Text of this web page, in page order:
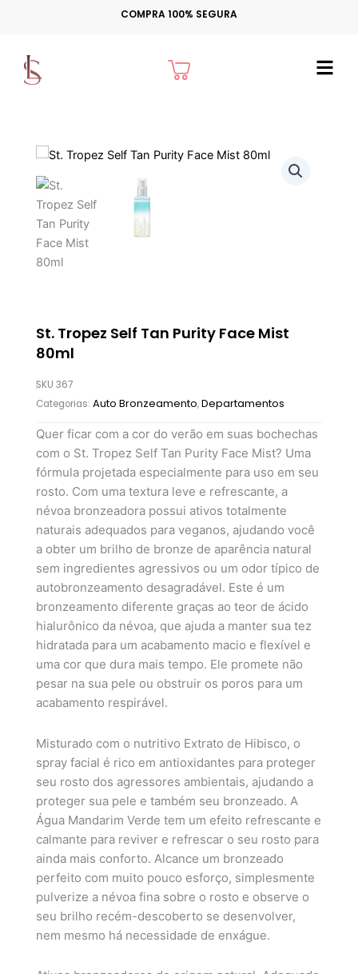
conteúdo
COMPRA 100% SEGURA
Cart
St. Tropez Self Tan Purity Face Mist
80ml
SKU 367
Categorias: Auto Bronzeamento,Departamentos
Quer ficar com a cor do verão em suas bochechas
com o St. Tropez Self Tan Purity Face Mist? Uma
fórmula projetada especialmente para uso em seu
rosto. Com uma textura leve e refrescante, a
névoa bronzeadora possui ativos totalmente
naturais adequados para veganos, ajudando você
a obter um brilho de bronze de aparência natural
sem ingredientes agressivos ou um odor típico de
autobronzeamento desagradável. Este é um
bronzeamento diferente graças ao teor de ácido
hialurônico da névoa, que ajuda a manter sua tez
hidratada para um acabamento macio e flexível e
uma cor que dura mais tempo. Ele promete não
pesar na sua pele ou obstruir os poros para um
acabamento respirável.
Misturado com o nutritivo Extrato de Hibisco, o
spray facial é rico em antioxidantes para proteger
seu rosto dos agressores ambientais, ajudando a
proteger sua pele e também seu bronzeado. A
Água Mandarim Verde tem um efeito refrescante e
calmante para reviver e refrescar o seu rosto para
ainda mais conforto. Alcance um bronzeado
perfeito com muito pouco esforço, simplesmente
pulverize a névoa fina sobre o rosto e observe o
seu brilho recém-descoberto se desenvolver,
nem mesmo há necessidade de enxágue.